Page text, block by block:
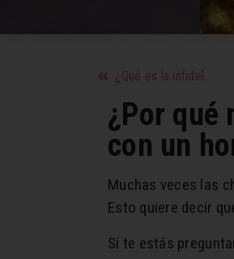
¿Qué es la infidelidad emocional o mental y cuáles son las señales para detectarla?
¿Por qué
con un
Muchas veces las
Esto quiere decir
Si te estás